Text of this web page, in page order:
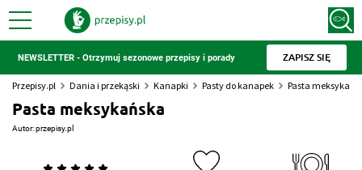
NEWSLETTER - Otrzymuj sezonowe przepisy i porady ZAPISZ SIĘ
Przepisy.pl Dania i przekąski Kanapki Pasty do kanapek Pasta
Pasta meksykańska
Autor:przepisy.pl